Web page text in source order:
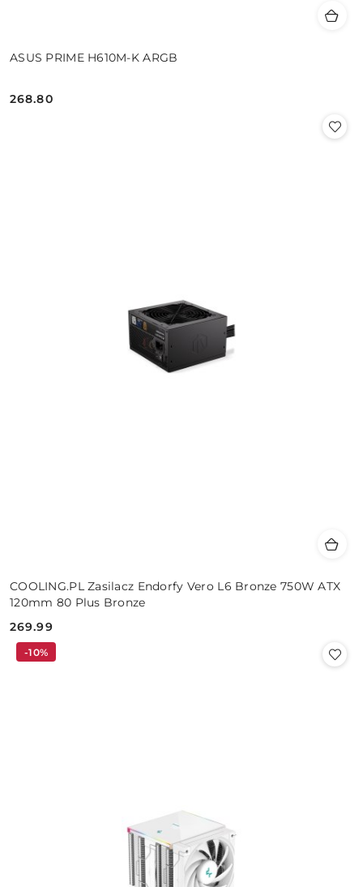
ASUS PRIME H610M-K ARGB
Cena:
268.80
COOLING.PL Zasilacz Endorfy Vero L6 Bronze 750W ATX
120mm 80 Plus Bronze
Cena:
269.99
-10%